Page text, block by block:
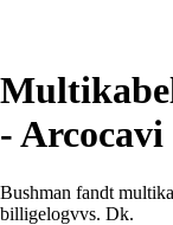
- Arcocavi
Bushman fandt
billigelogvvs. Dk.